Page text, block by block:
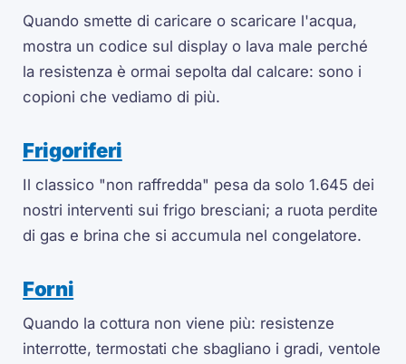
Quando smette di caricare o scaricare l'acqua,
mostra un codice sul display o lava male perché
la resistenza è ormai sepolta dal calcare: sono i
copioni che vediamo di più.
Frigoriferi
Il classico "non raffredda" pesa da solo 1.645 dei
nostri interventi sui frigo bresciani; a ruota perdite
di gas e brina che si accumula nel congelatore.
Forni
Quando la cottura non viene più: resistenze
interrotte, termostati che sbagliano i gradi, ventole